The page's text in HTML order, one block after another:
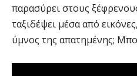
παρασύρει στους
ταξιδέψει μέσα από
ύμνος της απατημένης;